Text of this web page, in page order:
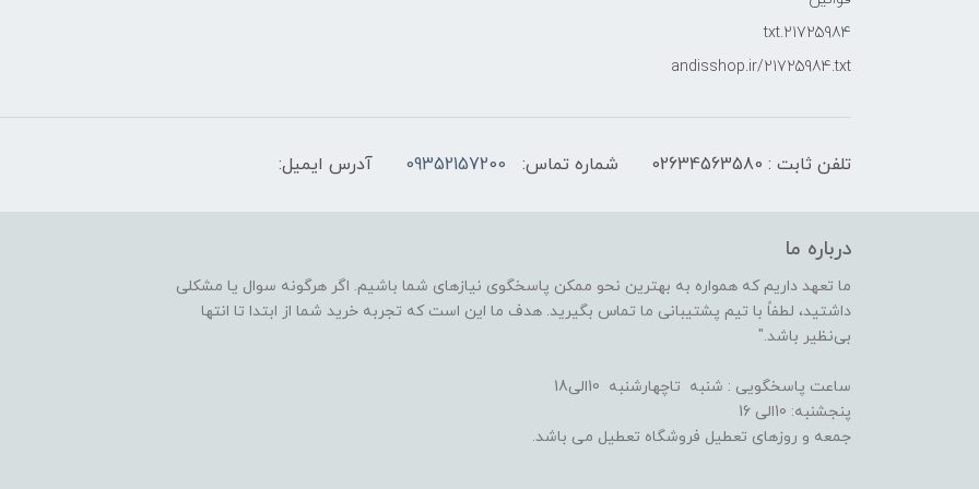
21725984.txt
andisshop.ir/21725984.txt
تلفن ثابت : 02634563580 شماره تماس: 09352157200 آدرس ایمیل:
درباره ما
ما تعهد داریم که همواره به بهترین نحو ممکن پاسخگوی نیازهای شما باشیم. اگر هرگونه سوال یا مشکلی
داشتید، لطفاً با تیم پشتیبانی ما تماس بگیرید. هدف ما این است که تجربه خرید شما از ابتدا تا انتها
بی‌نظیر باشد."
ساعت پاسخگویی : شنبه تاچهارشنبه 10الی18
پنجشنبه: 10الی 16
جمعه و روزهای تعطیل فروشگاه تعطیل می باشد.